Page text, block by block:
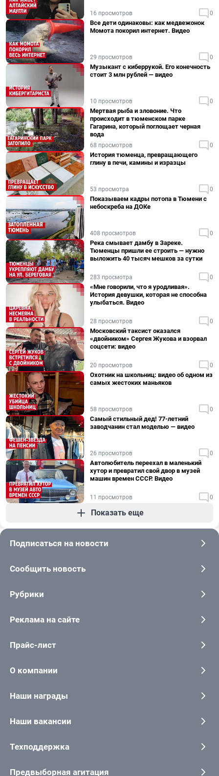
16 просмотров 0
Все дети одинаковы: как медвежонок
Момота покорил интернет. Видео
29 просмотров 0
Музыкант с киберрукой. Его конечность
стоит 3 млн рублей — видео
10 просмотров 0
Мертвая рыба и зловоние. Что
происходит в тюменском парке
Гагарина, который поглощает черная
вода
68 просмотров 0
История тюменца, превращающего
глину в печи, камины и изразцы
53 просмотра 0
Показываем кадры потопа в Тюмени с
небоскреба на ДОКе
408 просмотров 0
Река смывает дамбу в Зареке.
Тюменцы пришли ее строить — нужно
выложить 40 тысяч мешков за сутки
283 просмотра 0
«Мне говорили, что я уродливая».
История девушки, которая не способна
улыбаться. Видео
28 просмотров 0
Московский таксист оказался
«двойником» Сергея Жукова и взорвал
соцсети: видео
20 просмотров 0
Охотник на школьниц: видео об одном из
самых жестоких маньяков
58 просмотров 0
Самый стильный дед! 77-летний
заводчанин стал моделью — видео
26 просмотров 0
Автолюбитель переехал в маленький
хутор и превратил свой двор в музей
машин времен СССР. Видео
11 просмотров 0
Показать еще
Подписаться на новости
Сообщить новость
Рубрики
Реклама на сайте
Прайс-лист
О компании
Наши награды
Наши вакансии
Техподдержка
Предвыборная агитация